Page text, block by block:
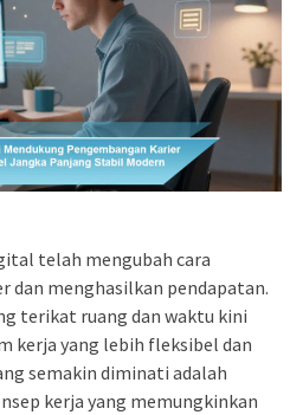
telah mengubah cara
dan menghasilkan pendapatan.
terikat ruang dan waktu kini
kerja yang lebih fleksibel dan
semakin diminati adalah
kerja yang memungkinkan